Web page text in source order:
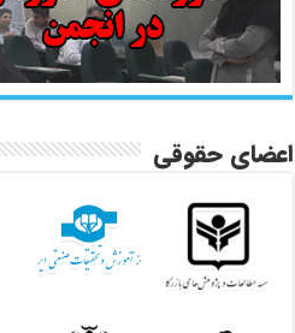
اعضای حقوقی